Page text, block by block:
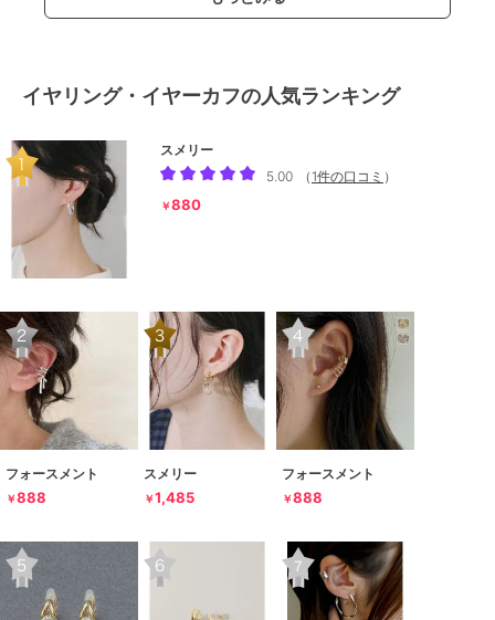
イヤリング・イヤーカフの人気ランキング
スメリー
5.00
（ 1件の口コミ ）
￥880
フォースメント
￥888
スメリー
￥1,485
フォースメント
￥888